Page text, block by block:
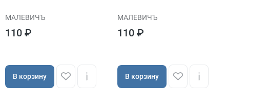
МАЛЕВИЧЪ
110 ₽
В корзину
МАЛЕВИЧЪ
110 ₽
В корзину